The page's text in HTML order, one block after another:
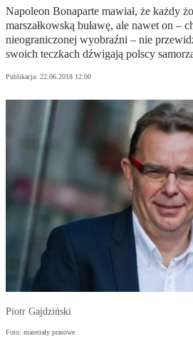
Napoleon Bonaparte mawiał, że każdy
marszałkowską buławę, ale nawet on –
nieograniczonej wyobraźni – nie
swoich teczkach dźwigają polscy
Publikacja: 22.06.2018 12:00
Piotr Gajdziński
Foto: materiały prasowe